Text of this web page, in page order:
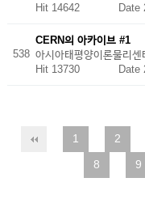
Hit 14642 Date
538
CERN의 아카이브 #1
아시아태평양이론물리센
Hit 13730 Date
1 2
8
9